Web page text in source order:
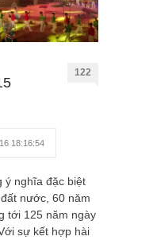
122
18:16:54
ý nghĩa đặc biệt
nước, 60 năm
tới 125 năm ngày
sự kết hợp hài